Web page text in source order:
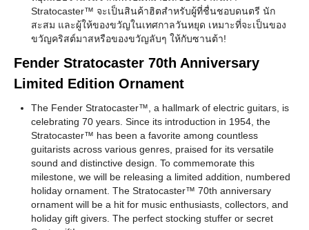
Stratocaster™ จะเป็นสินค้าฮิตสำหรับผู้ที่ชื่นชอบดนตรี นัก
สะสม และผู้ให้ของขวัญในเทศกาลวันหยุด เหมาะที่จะเป็นของ
ขวัญคริสต์มาสหรือของขวัญลับๆ ให้กับซานต้า!
Fender Stratocaster 70th Anniversary
Limited Edition Ornament
The Fender Stratocaster™, a hallmark of electric guitars, is
celebrating 70 years. Since its introduction in 1954, the
Stratocaster™ has been a favorite among countless
guitarists across various genres, praised for its versatile
sound and distinctive design. To commemorate this
milestone, we will be releasing a limited addition, numbered
holiday ornament. The Stratocaster™ 70th anniversary
ornament will be a hit for music enthusiasts, collectors, and
holiday gift givers. The perfect stocking stuffer or secret